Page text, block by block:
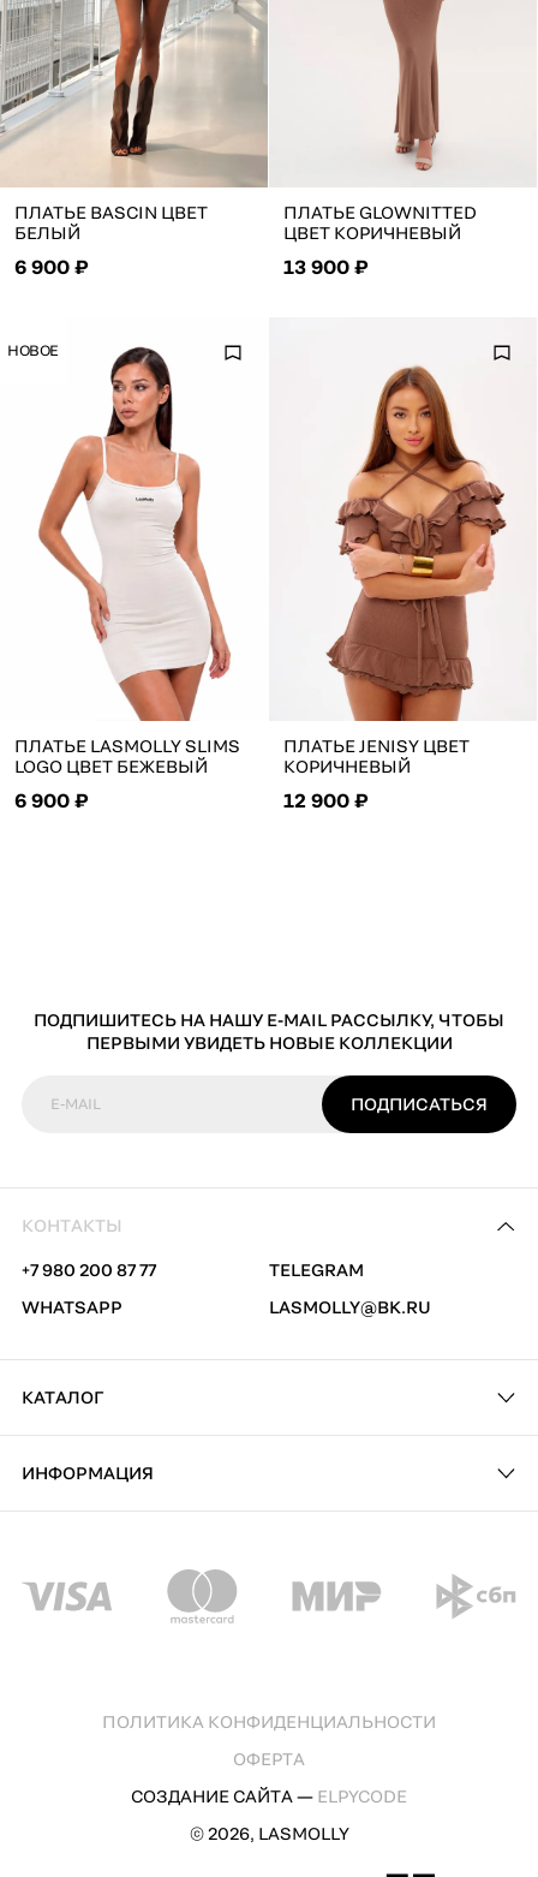
ПЛАТЬЕ BASCIN ЦВЕТ
БЕЛЫЙ
6 900 ₽
ПЛАТЬЕ GLOWNITTED
ЦВЕТ КОРИЧНЕВЫЙ
13 900 ₽
НОВОЕ
ПЛАТЬЕ LASMOLLY SLIMS
LOGO ЦВЕТ БЕЖЕВЫЙ
6 900 ₽
ПЛАТЬЕ JENISY ЦВЕТ
КОРИЧНЕВЫЙ
12 900 ₽
ПОДПИШИТЕСЬ НА НАШУ E-MAIL РАССЫЛКУ, ЧТОБЫ
ПЕРВЫМИ УВИДЕТЬ НОВЫЕ КОЛЛЕКЦИИ
E-MAIL ПОДПИСАТЬСЯ
КОНТАКТЫ
+7 980 200 87 77
TELEGRAM
WHATSAPP
LASMOLLY@BK.RU
КАТАЛОГ
ИНФОРМАЦИЯ
© 2026, LASMOLLY
ПОЛИТИКА КОНФИДЕНЦИАЛЬНОСТИ
ОФЕРТА
СОЗДАНИЕ САЙТА — ELPYCODE